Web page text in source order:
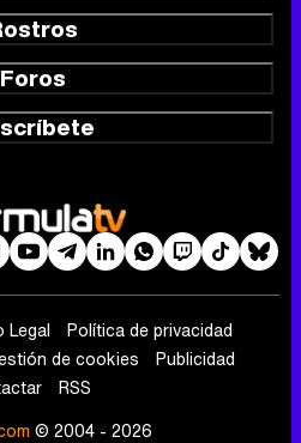
Foros
Legal
Política de privacidad
de cookies
Publicidad
RSS
© 2004 - 2026